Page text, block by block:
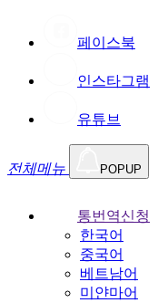
페이스북
인스타그램
유튜브
전체메뉴 POPUP
통번역신청
한국어
중국어
베트남어
미얀마어